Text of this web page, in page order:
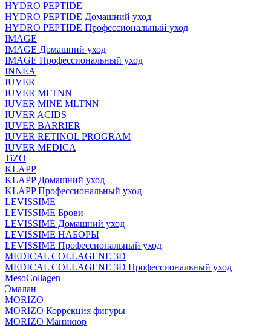
HYDRO PEPTIDE
HYDRO PEPTIDE Домашний уход
HYDRO PEPTIDE Профессиональный уход
IMAGE
IMAGE Домашний уход
IMAGE Профессиональный уход
INNEA
IUVER
IUVER MLTNN
IUVER MINE MLTNN
IUVER ACIDS
IUVER BARRIER
IUVER RETINOL PROGRAM
IUVER MEDICA
TiZO
KLAPP
KLAPP Домашний уход
KLAPP Профессиональный уход
LEVISSIME
LEVISSIME Брови
LEVISSIME Домашний уход
LEVISSIME НАБОРЫ
LEVISSIME Профессиональный уход
MEDICAL COLLAGENE 3D
MEDICAL COLLAGENE 3D Профессиональный уход
MesoCollagen
Эмалан
MORIZO
MORIZO Коррекция фигуры
MORIZO Маникюр